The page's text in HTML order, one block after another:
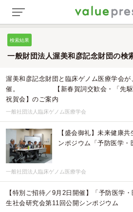
検索結果
一般財団法人渥美和彦記念財団の検
渥美和彦記念財団と臨床ゲノム医療学会
催。 【新春賀詞交歓会・「先駆的
祝賀会】のご案内
一般社団法人臨床ゲノム医療学会
【盛会御礼】未来健康
ンポジウム「予防医学
一般社団法人臨床ゲノム医療学会
【特別ご招待／9月2日開催】「予防医学
生社会研究会第11回公開シンポジウム